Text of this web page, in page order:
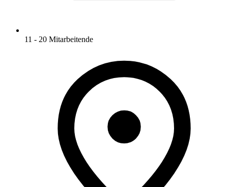
11 - 20 Mitarbeitende